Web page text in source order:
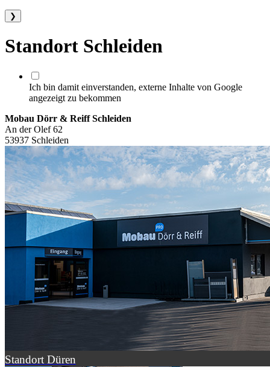
❯
Standort Schleiden
Ich bin damit einverstanden, externe Inhalte von Google
angezeigt zu bekommen
Mobau Dörr & Reiff Schleiden
An der Olef 62
53937 Schleiden
Standort Düren